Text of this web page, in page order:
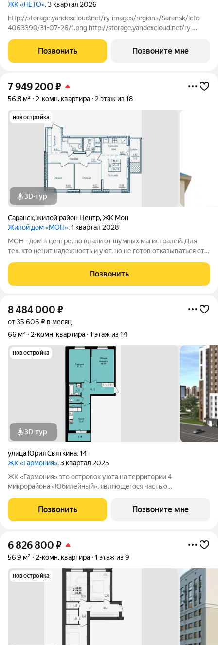
ЖК «ЛЕТО», 3 квартал 2026
http://storage.yandexcloud.net/ry-images/regions/Saransk/leto-
4063390/31-07-26/1.png http://storage.yandexcloud.net/ry-
Позвонить Позвоните мне
7 949 200 ₽
56,8 м² 2-комн. квартира 2 этаж из 18
новостройка
3D-тур
Саранск,жилой район Центр,ЖК Мон
Жилой дом «МОН», 1 квартал 2028
МОН - дом в центре, но вдали от шумных магистралей. Для
тех, кто ценит надежность и уют, но не готов отказываться от
28Б Застройщик: ООО СЗ ВЕЛОДРОМ, ОГРН 1241300003064,
ИНН 1300012344
Позвонить
8 484 000 ₽
от 35 606 ₽ в месяц
66 м²
2-комн. квартира 1 этаж из 14
новостройка
3D-тур
улица Юрия Святкина,14
ЖК «Гармония», 3 квартал 2025
ЖК «Гармония» это островок уюта на территории 4
микрорайона «Юбилейный», являющегося частью
на участке между ул. Волгоградская и автомобильной дорогой
на с. Кочкурово (в районе реки Тавла). В
Позвонить Позвоните мне
6 826 800 ₽
56,9 м² 2-комн. квартира 1 этаж из 9
новостройка